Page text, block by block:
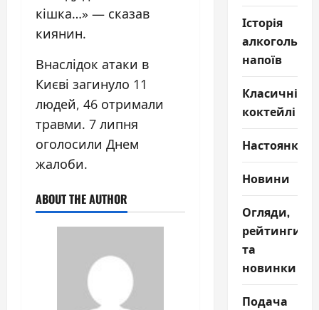
кішка…» — сказав
киянин.
Внаслідок атаки в
Києві загинуло 11
людей, 46 отримали
травми. 7 липня
оголосили Днем
жалоби.
ABOUT THE AUTHOR
Історія
напоїв
Класичні
коктейлі
Настоянки
Новини
Огляди,
рейтинги
та
новинки
Подача